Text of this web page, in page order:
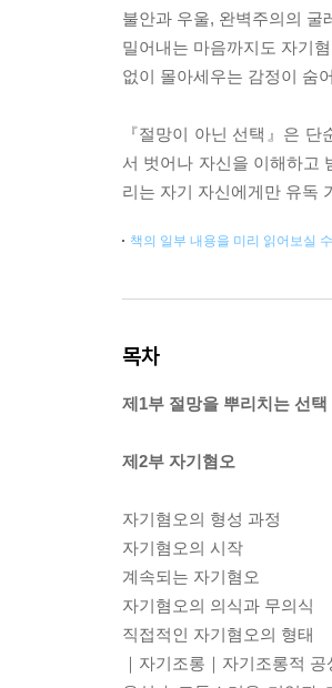
불안과 우울, 완벽주의의 굴
밀어내는 마음까지도 자기
없이 몰아세우는 감정이 숨
『절망이 아닌 선택』은
서 벗어나 자신을 이해하고
리는 자기 자신에게만 유독
책의 일부 내용을 미리 읽어보실
목차
제1부 절망을 뿌리치는 선택
제2부 자기혐오
자기혐오의 형성 과정
자기혐오의 시작
계속되는 자기혐오
자기혐오의 의식과 무의식
직접적인 자기혐오의 형태
｜자기조롱｜자기조롱적